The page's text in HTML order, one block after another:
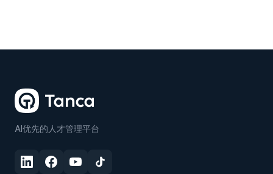
AI优先的人才管理平台